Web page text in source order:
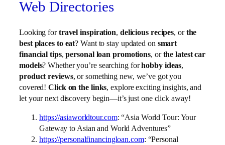
Web Directories
Looking fortravel inspiration, delicious recipes, orthe
best places to eat? Want to stay updated on smart
financial tips,personal loan promotions, orthe latest car
models? Whether you’re searching forhobby ideas,
product reviews, or something new, we’ve got you
covered!Click on the links, explore exciting insights, and
let your next discovery begin—it’s just one click away!
https://asiaworldtour.com: “Asia World Tour: Your
Gateway to Asian and World Adventures”
https://personalfinancingloan.com: “Personal